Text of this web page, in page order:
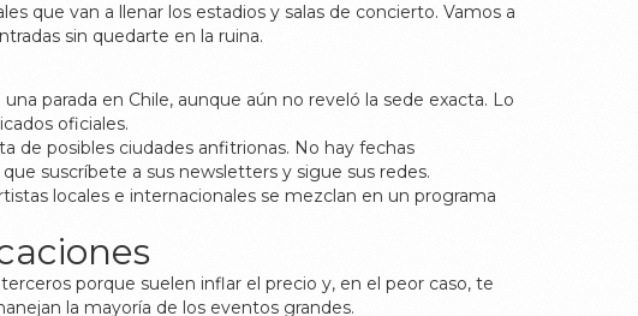
que van a llenar los estadios y salas de concierto. Vamos a
sin quedarte en la ruina.
parada en Chile, aunque aún no reveló la sede exacta. Lo
oficiales.
de posibles ciudades anfitrionas. No hay fechas
suscríbete a sus newsletters y sigue sus redes.
locales e internacionales se mezclan en un programa
porque suelen inflar el precio y, en el peor caso, te
la mayoría de los eventos grandes.